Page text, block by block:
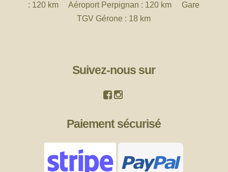
: 120 km Aéroport Perpignan : 120 km Gare
TGV Gérone : 18 km
Suivez-nous sur
Paiement sécurisé